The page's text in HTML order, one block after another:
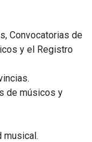
Convocatorias de
y el Registro
de músicos y
musical.